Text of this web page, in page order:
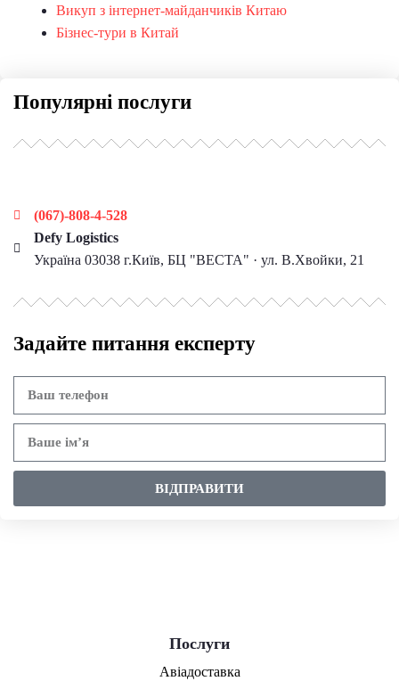
Викуп з інтернет-майданчиків Китаю
Бізнес-тури в Китай
Популярні послуги
(067)-808-4-528
Defy Logistics
Україна 03038 г.Київ, БЦ "ВЕСТА" · ул. В.Хвойки, 21
Задайте питання експерту
ВІДПРАВИТИ
Послуги
Авіадоставка